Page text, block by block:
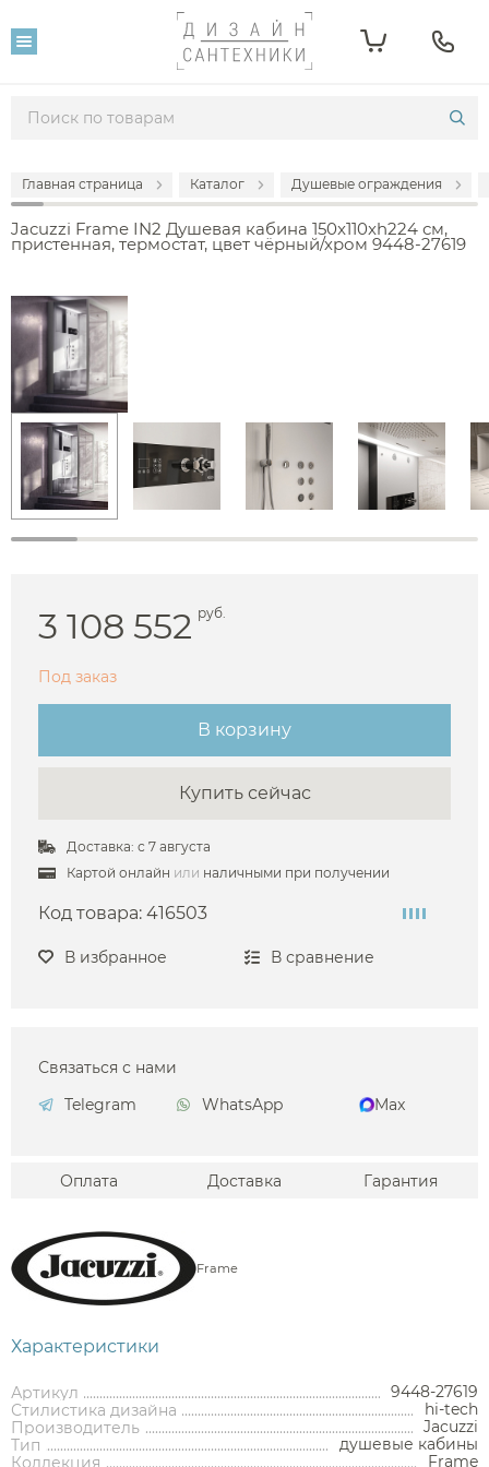
Аксессуары
Главная страница Каталог Душевые ограждения
Jacuzzi Frame IN2 Душевая кабина 150x110xh224 см,
пристенная, термостат, цвет чёрный/хром 9448-27619
3 108 552 руб.
Под заказ
В корзину
Купить сейчас
Доставка: с 7 августа
Картой онлайн или наличными при получении
Код товара: 416503
В избранное В сравнение
Связаться с нами
Telegram
WhatsApp Max
Оплата Доставка Гарантия
Frame
Характеристики
Артикул
9448-27619
Стилистика дизайна
hi-tech
Производитель
Jacuzzi
Тип
душевые кабины
Коллекция
Frame